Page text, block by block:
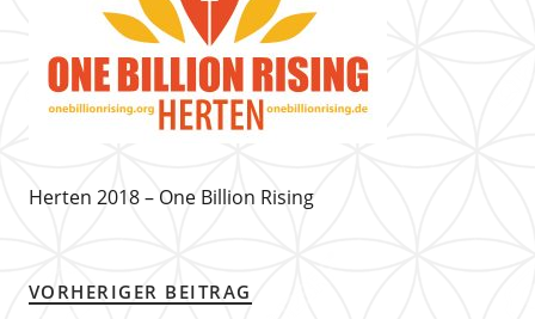
Herten 2018 – One Billion Rising
VORHERIGER BEITRAG